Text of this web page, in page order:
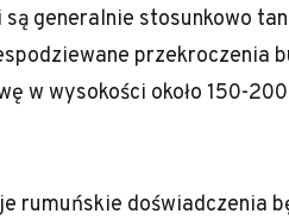
generalnie stosunkowo
przekroczenia
w wysokości około 150-
rumuńskie doświadczenia